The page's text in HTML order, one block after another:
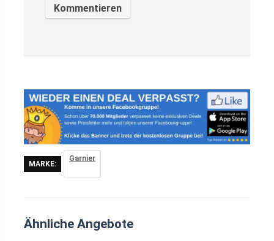
MARKE:
Garnier
Ähnliche Angebote